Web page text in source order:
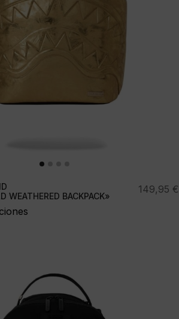
WEATHERED BACKPACK»
149,95 €